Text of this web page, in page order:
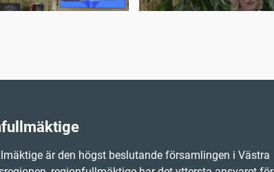
är den högst beslutande församlingen i Västra